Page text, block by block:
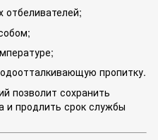
отбеливателей;
пропитку.
позволит сохранить
и продлить срок службы